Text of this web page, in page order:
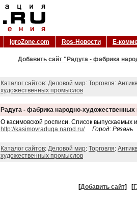
IgroZone.com Ros-Новости Е-
Добавить сайт "Радуга - фабрика
Каталог сайтов: Деловой мир: Торговля:
художественных промыслов
Радуга - фабрика народно-
О касимовской росписи. Список выпускаемых
http://kasimovraduga.narod.ru/
Город: Рязань
Каталог сайтов: Деловой мир: Торговля:
художественных промыслов
[Добавить сайт] [